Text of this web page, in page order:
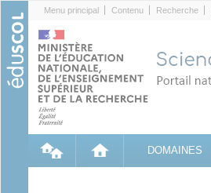
Menu principal Contenu Recherche
DOMAINES